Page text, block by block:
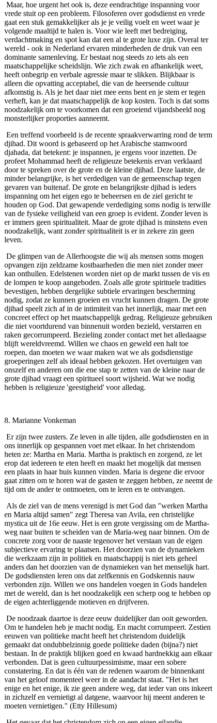
Maar, hoe urgent het ook is, deze eendrachtige inspanning voor
vrede stuit op een probleem. Filosoferen over godsdienst en vrede
gaat een stuk gemakkelijker als je je veilig voelt en weet waar je
volgende maaltijd te halen is. Voor wie leeft met bedreiging,
verdachtmaking en spot kan dat een al te grote luxe zijn. Overal ter
wereld ‑ ook in Nederland ervaren minderheden de druk van een
dominante samenleving. Er bestaat nog steeds zo iets als een
maatschappelijke scheidslijn. Wie zich zwak en afhankelijk weet,
heeft onbegrip en verbale agressie maar te slikken. Blijkbaar is
alleen die opvatting acceptabel, die van de heersende cultuur
afkomstig is. Als je het daar niet mee eens bent en je stem er tegen
verheft, kan je dat maatschappelijk de kop kosten. Toch is dat soms
noodzakelijk om te voorkomen dat een groeiend vijandsbeeld nog
monsterlijker proporties aanneemt.
Een treffend voorbeeld is de recente spraakverwarring rond de term
djihad. Dit woord is gebaseerd op het Arabische stamwoord
djahada, dat betekent: je inspannen, je ergens voor inzetten. De
profeet Mohammad heeft de religieuze betekenis ervan verklaard
door te spreken over de grote en de kleine djihad. Deze laatste, de
minder belangrijke, is het verdedigen van de gemeenschap tegen
gevaren van buitenaf. De grote en belangrijkste djihad is ieders
inspanning om het eigen ego te beheersen en de ziel gericht te
houden op God. Dat gewapende verdediging soms nodig is terwille
van de fysieke veiligheid van een groep is evident. Zonder leven is
er immers geen spiritualiteit. Maar de grote djihad is minstens even
noodzakelijk, want zonder spiritualiteit is er in zekere zin geen
leven.
De glimpen van de Allerhoogste die wij als mensen soms mogen
opvangen zijn zeldzame kostbaarheden die men niet zonder meer
kan onthullen. Edelstenen worden niet op de markt tussen de vis en
de lompen te koop aangeboden. Zoals alle grote spirituele tradities
bevestigen, hebben dergelijke subtiele ervaringen bescherming
nodig, zodat ze kunnen groeien en vrucht kunnen dragen. De grote
djihad speelt zich af in de intimiteit van het innerlijk, maar met een
concreet effect op het maatschappelijk gedrag. Religieuze gebruiken
die niet voortdurend van binnenuit worden bezield, verstarren en
raken gecorrumpeerd. Bezieling zonder contact met het alledaagse
blijft wereldvreemd. Willen we chaos en geweld een halt toe
roepen, dan moeten we waar maken wat we als godsdienstige
groeperingen zelf als ideaal hebben gekozen. Het overtuigen van
onszelf en anderen om die ene stap te zetten van de kleine naar de
grote djihad vraagt een spiritueel soort wijsheid. Wat we nodig
hebben is religieuze 'geestigheid' voor alledag.
8. Marianne Vonkeman
Er zijn twee zusters. Ze leven in alle tijden, alle godsdiensten en in
ons innerlijk op gespannen voet met elkaar. In het christendom
heten ze: Martha en Maria. Martha is praktisch en zorgend, ze let
erop dat iedereen te eten heeft en maakt het mogelijk dat mensen
een plaats in haar huis kunnen vinden. Maria is degene die ervoor
gaat zitten om te horen wat de gasten te zeggen hebben, ze neemt de
tijd om de ander te ontmoeten, om te leren en te ontvangen.
Als de ziel van de mens verenigd is met God dan "werken Martha
en Maria altijd samen" zegt Theresa van Avila, een christelijke
mystica uit de 16e eeuw. Het is een grote vergissing om de Martha-
weg naar buiten te scheiden van de Maria-weg naar binnen. Om de
concrete zorg voor de naaste tegenover het verstaan van de eigen
subjectieve ervaring te plaatsen. Het doorzien van de dynamieken
die werkzaam zijn in politiek en maatschappij is niet iets geheel
anders dan het doorzien van de dynamie­ken van het menselijk hart.
De godsdiensten leren ons dat zelfkennis en Godskennis nauw
verbonden zijn. Willen we ons handelen voegen in Gods handelen
met de wereld, dan is het noodzakelijk een scherp oog te hebben op
de eigen achterlig­gende motieven en drijfveren.
De noodzaak daartoe is deze eeuw duidelij­ker dan ooit geworden.
Om te handelen heb je macht nodig. En macht corrumpeert. Zestien
eeuwen van politieke macht heeft het christendom duidelijk
gemaakt dat ondubbelzin­nig goede politieke daden (bijna?) niet
bestaan. In de praktijk blijken goed en kwaad hardnekkig aan elkaar
verbonden. Dat is geen cultuurpes­simisme, maar een sobere
constatering. En dat is één van de redenen waarom de binnenkant
van het geloof momenteel weer in de aandacht staat. "Het is het
enige en het enige, ik zie geen andere weg, dat ieder van ons inkeert
in zichzelf en vernietigt al datgene, waarvoor hij meent anderen te
moeten vernietigen." (Etty Hillesum)